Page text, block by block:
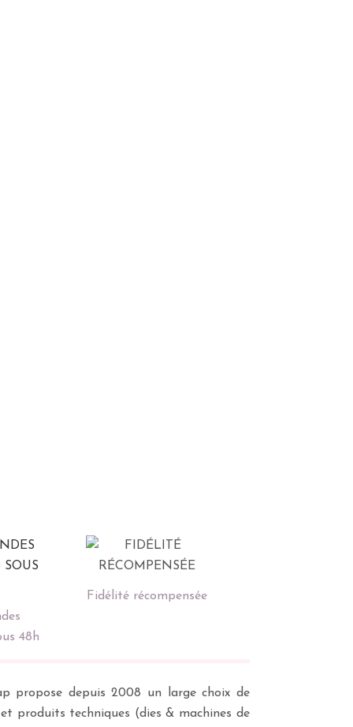
48h
Fidélité récompensée
propose depuis 2008 un large choix de
produits techniques (dies & machines de